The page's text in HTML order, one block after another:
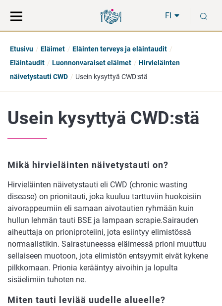
suoraan
sisältöön
koko
sivuston
FI
Etusivu Eläimet
Eläinten terveys ja eläintaudit
Eläintaudit
Luonnonvaraiset eläimet
Hirvieläinten
näivetystauti CWD
Usein kysyttyä CWD:stä
Usein kysyttyä CWD:stä
Mikä hirvieläinten näivetystauti on?
Hirvieläinten näivetystauti eli CWD (chronic wasting
disease) on prionitauti, joka kuuluu tarttuviin huokoisiin
aivorappeumiin eli samaan aivotautien ryhmään kuin
hullun lehmän tauti BSE ja lampaan scrapie.Sairauden
aiheuttaja on prioniproteiini, jota esiintyy elimistössä
normaalistikin. Sairastuneessa eläimessä prioni muuttuu
sellaiseen muotoon, jota elimistön entsyymit eivät kykene
pilkkomaan. Prionia kerääntyy aivoihin ja lopulta
sisäelimiin tuhoten ne.
Miten tauti leviää uudelle alueelle?